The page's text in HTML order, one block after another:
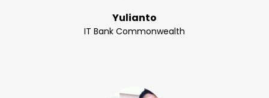
Yulianto
IT Bank Commonwealth